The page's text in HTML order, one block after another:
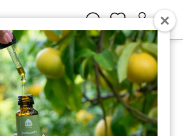
olie, biologisch
Natural Life